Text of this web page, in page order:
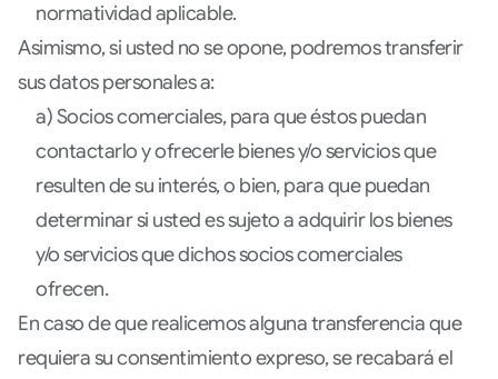
normatividad aplicable.
Asimismo, si usted no se opone, podremos transferir
sus datos personales a:
a) Socios comerciales, para que éstos puedan
contactarlo y ofrecerle bienes y/o servicios que
resulten de su interés, o bien, para que puedan
determinar si usted es sujeto a adquirir los bienes
y/o servicios que dichos socios comerciales
ofrecen.
En caso de que realicemos alguna transferencia que
requiera su consentimiento expreso, se recabará el